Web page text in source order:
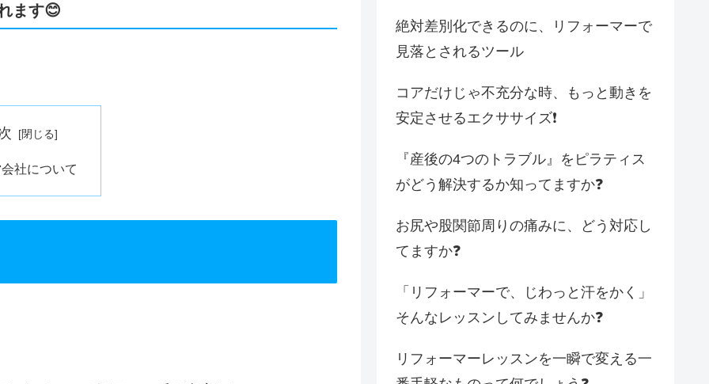
ます😊
社について
絶対差別化できるのに、リフォーマーで
見落とされるツール
コアだけじゃ不充分な時、もっと動きを
安定させるエクササイズ❗️
『産後の4つのトラブル』をピラティス
がどう解決するか知ってますか❓
お尻や股関節周りの痛みに、どう対応し
てますか❓
「リフォーマーで、じわっと汗をかく」
そんなレッスンしてみませんか❓
リフォーマーレッスンを一瞬で変える一